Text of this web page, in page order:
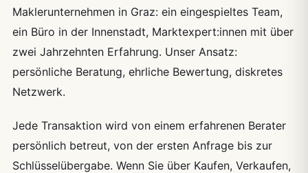
Maklerunternehmen in Graz: ein eingespieltes Team,
ein Büro in der Innenstadt, Marktexpert:innen mit über
zwei Jahrzehnten Erfahrung. Unser Ansatz:
persönliche Beratung, ehrliche Bewertung, diskretes
Netzwerk.
Jede Transaktion wird von einem erfahrenen Berater
persönlich betreut, von der ersten Anfrage bis zur
Schlüsselübergabe. Wenn Sie über Kaufen, Verkaufen,